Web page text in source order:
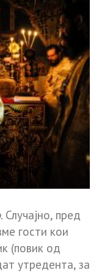
. Случајно, пред
гости кои
(повик од
утредента, за